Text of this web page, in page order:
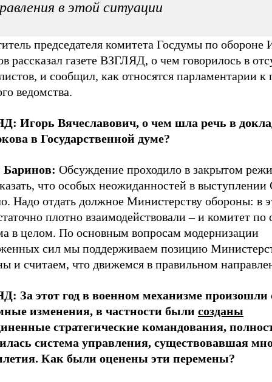
в этой ситуации
председателя комитета Госдумы по обороне
рассказал газете ВЗГЛЯД, о чем говорилось в
и сообщил, как относятся парламентарии к
ведомства.
Игорь Вячеславович, о чем шла речь в
в Государственной думе?
Баринов: Обсуждение проходило в закрытом
что особых неожиданностей в
Надо отдать должное Министерству обороны: в
плотно взаимодействовали – и комитет по
в целом. По основным вопросам модернизации
сил мы поддерживаем позицию
и считаем, что движемся в правильном
За этот год в военном механизме произошли
изменения, в частности были созданы
стратегические командования,
система управления, существовавшая
Как были оценены эти перемены?